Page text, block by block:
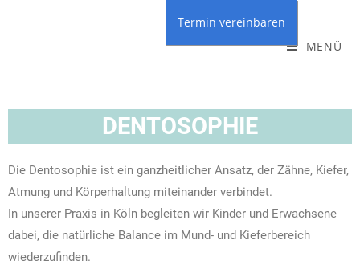
MENÜ
DENTOSOPHIE
Die Dentosophie ist ein ganzheitlicher Ansatz, der Zähne, Kiefer,
Atmung und Körperhaltung miteinander verbindet.
In unserer Praxis in Köln begleiten wir Kinder und Erwachsene
dabei, die natürliche Balance im Mund- und Kieferbereich
wiederzufinden.